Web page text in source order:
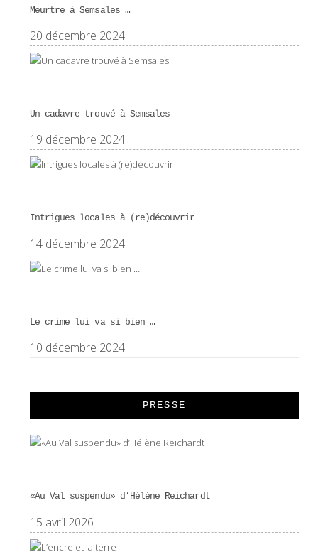
Meurtre à Semsales …
20 décembre 2024
Un cadavre trouvé à Semsales
19 décembre 2024
Intrigues locales à (re)découvrir
14 décembre 2024
Le crime lui va si bien …
10 décembre 2024
PRESSE
«Au Val suspendu» d’Hélène Reichardt
15 avril 2026